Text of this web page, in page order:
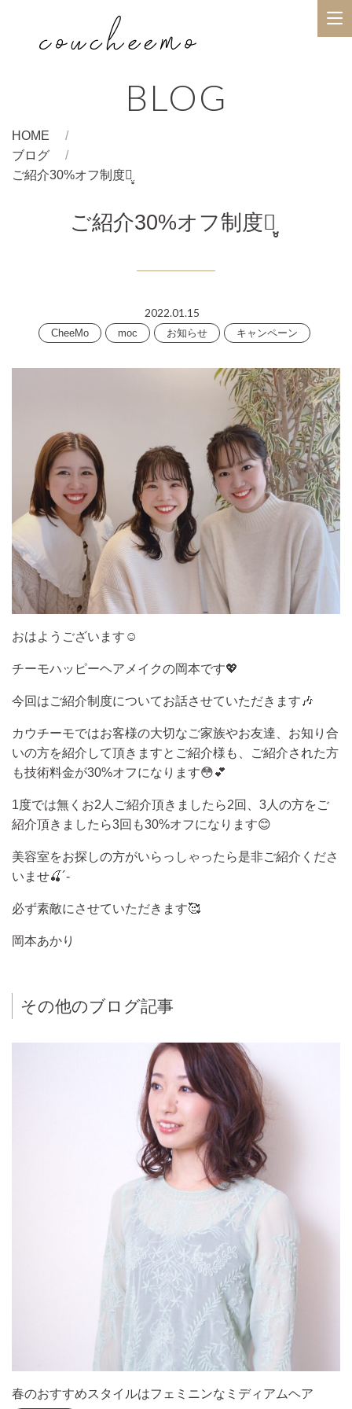
BLOG
HOME
ブログ
ご紹介30%オフ制度ꪔ̤̥ ‎
ご紹介30%オフ制度ꪔ̤̥ ‎
2022.01.15
CheeMo moc お知らせ キャンペーン
おはようございます ☺️
チーモハッピーヘアメイクの岡本です💖
今回はご紹介制度についてお話させていただきます 🎶
カウチーモではお客様の大切なご家族やお友達、お知り合
いの方を紹介して頂きますとご紹介様も、ご紹介された方
も技術料金が30%オフになります😳💕
1度では無くお2 人ご紹介頂きましたら2回、 3 人の方をご
紹介頂きましたら3回も30%オフになります😊
美容室をお探しの方がいらっしゃったら是非ご紹介くださ
いませ🍒´-
必ず素敵にさせていただきます🥰
岡本あかり
その他のブログ記事
春のおすすめスタイルはフェミニンなミディアムヘア